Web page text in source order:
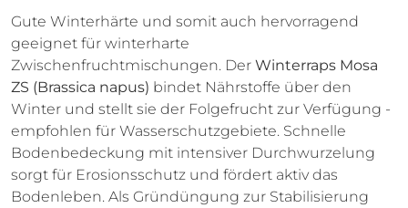
Gute Winterhärte und somit auch hervorragend
geeignet für winterharte
Zwischenfruchtmischungen. Der Winterraps Mosa
ZS (Brassica napus) bindet Nährstoffe über den
Winter und stellt sie der Folgefrucht zur Verfügung -
empfohlen für Wasserschutzgebiete. Schnelle
Bodenbedeckung mit intensiver Durchwurzelung
sorgt für Erosionsschutz und fördert aktiv das
Bodenleben. Als Gründüngung zur Stabilisierung